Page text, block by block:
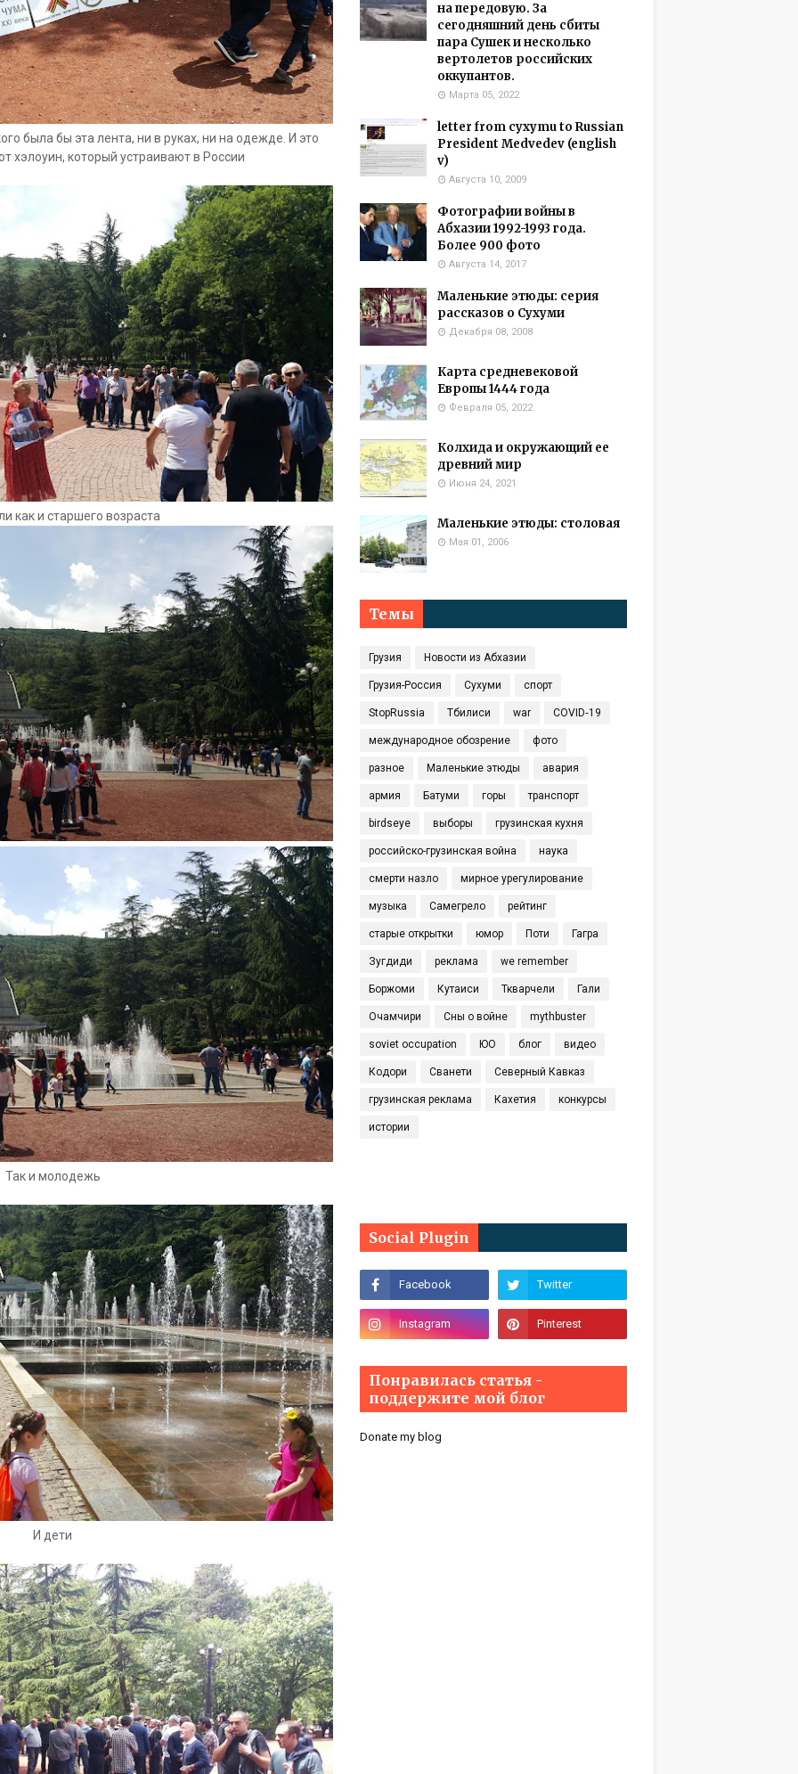
была бы эта лента, ни в руках, ни на одежде. И это
хэлоуин, который устраивают в России
как и старшего возраста
Так и молодежь
И дети
на передовую. За
сегодняшний день сбиты
пара Сушек и несколько
вертолетов российских
оккупантов.
Марта 05, 2022
letter from cyxymu to Russian
President Medvedev (english
v)
Августа 10, 2009
Фотографии войны в
Абхазии 1992-1993 года.
Более 900 фото
Августа 14, 2017
Маленькие этюды: серия
рассказов о Сухуми
Декабря 08, 2008
Карта средневековой
Европы 1444 года
Февраля 05, 2022
Колхида и окружающий ее
древний мир
Июня 24, 2021
Маленькие этюды: столовая
Мая 01, 2006
Темы
Грузия Новости из Абхазии
Грузия-Россия Сухуми спорт
StopRussia Тбилиси war COVID‑19
международное обозрение фото
разное Маленькие этюды авария
армия Батуми горы транспорт
birdseye выборы грузинская кухня
российско-грузинская война наука
смерти назло мирное урегулирование
музыка Самегрело рейтинг
старые открытки юмор Поти Гагра
Зугдиди реклама we remember
Боржоми Кутаиси Ткварчели Гали
Очамчири Сны о войне mythbuster
soviet occupation ЮО блог видео
Кодори Сванети Северный Кавказ
грузинская реклама Кахетия конкурсы
истории
Social Plugin
Понравилась статья -
поддержите мой блог
Donate my blog